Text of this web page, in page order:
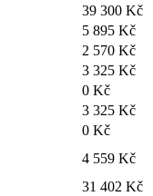
39 300 Kč
5 895 Kč
2 570 Kč
3 325 Kč
0 Kč
3 325 Kč
0 Kč
4 559 Kč
31 402 Kč